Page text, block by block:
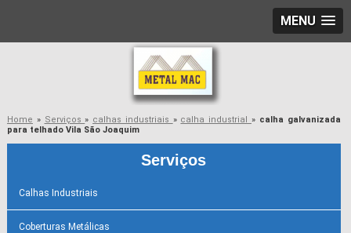
MENU
Home » Serviços» calhas industriais » calha industrial » calha galvanizada
para telhado Vila São Joaquim
Serviços
Calhas Industriais
Coberturas Metálicas